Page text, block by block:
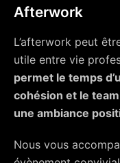
Afterwork
L’afterwork peut
utile entre vie
permet le temps
cohésion et le
une ambiance
Nous vous